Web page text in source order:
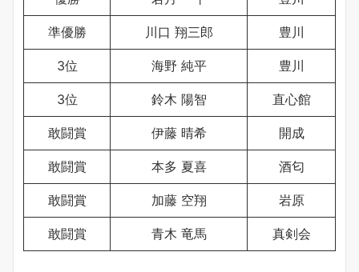
準優勝 川口 翔三郎 豊川
3位 海野 純平 豊川
3位 鈴木 陽智 直心館
敢闘賞 伊藤 晴希 開成
敢闘賞 本多 夏喜 酒匂
敢闘賞 加藤 空翔 岩原
敢闘賞 青木 竜馬 真剣会